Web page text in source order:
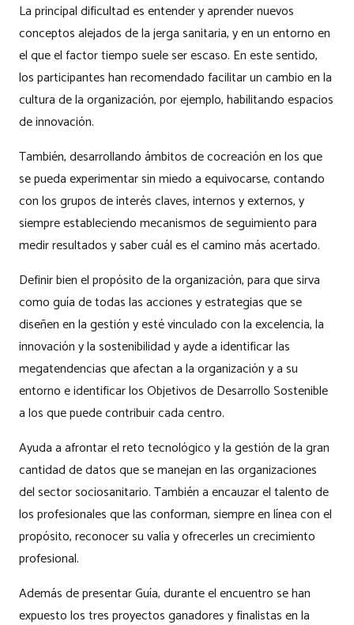
La principal dificultad es entender y aprender nuevos
conceptos alejados de la jerga sanitaria, y en un entorno en
el que el factor tiempo suele ser escaso. En este sentido,
los participantes han recomendado facilitar un cambio en la
cultura de la organización, por ejemplo, habilitando espacios
de innovación.
También, desarrollando ámbitos de cocreación en los que
se pueda experimentar sin miedo a equivocarse, contando
con los grupos de interés claves, internos y externos, y
siempre estableciendo mecanismos de seguimiento para
medir resultados y saber cuál es el camino más acertado.
Definir bien el propósito de la organización, para que sirva
como guía de todas las acciones y estrategias que se
diseñen en la gestión y esté vinculado con la excelencia, la
innovación y la sostenibilidad y ayde a identificar las
megatendencias que afectan a la organización y a su
entorno e identificar los Objetivos de Desarrollo Sostenible
a los que puede contribuir cada centro.
Ayuda a afrontar el reto tecnológico y la gestión de la gran
cantidad de datos que se manejan en las organizaciones
del sector sociosanitario. También a encauzar el talento de
los profesionales que las conforman, siempre en línea con el
propósito, reconocer su valía y ofrecerles un crecimiento
profesional.
Además de presentar Guía, durante el encuentro se han
expuesto los tres proyectos ganadores y finalistas en la